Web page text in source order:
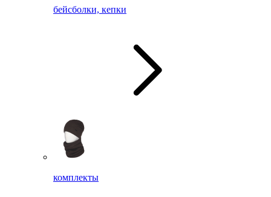
бейсболки, кепки
комплекты